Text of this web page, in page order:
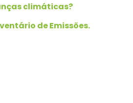
climáticas?
de Emissões.